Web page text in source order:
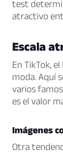
test
atractivo
Escala
En TikTok,
moda. Aquí
varios
es el valor
Imágenes
Otra